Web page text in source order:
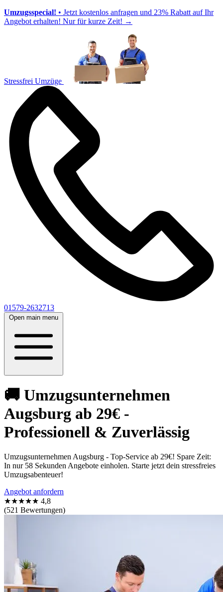
Umzugsspecial! • Jetzt kostenlos anfragen und 23% Rabatt auf Ihr
Angebot erhalten! Nur für kurze Zeit! →
Stressfrei Umzüge
01579-2632713
Open main menu
🚚 Umzugsunternehmen
Augsburg ab 29€ -
Professionell & Zuverlässig
Umzugsunternehmen Augsburg - Top-Service ab 29€! Spare Zeit:
In nur 58 Sekunden Angebote einholen. Starte jetzt dein stressfreies
Umzugsabenteuer!
Angebot anfordern
★★★★★ 4,8
(521 Bewertungen)